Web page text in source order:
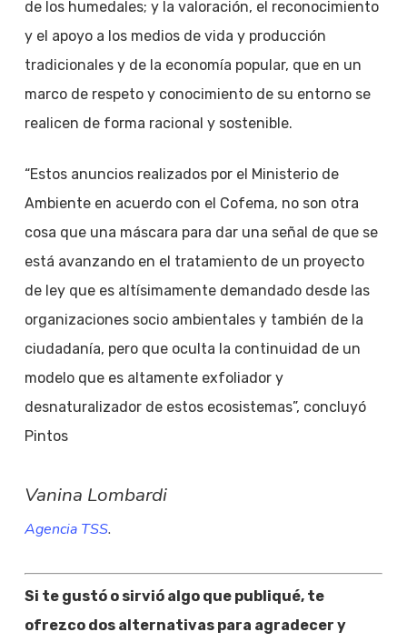
de los humedales; y la valoración, el reconocimiento
y el apoyo a los medios de vida y producción
tradicionales y de la economía popular, que en un
marco de respeto y conocimiento de su entorno se
realicen de forma racional y sostenible.
“Estos anuncios realizados por el Ministerio de
Ambiente en acuerdo con el Cofema, no son otra
cosa que una máscara para dar una señal de que se
está avanzando en el tratamiento de un proyecto
de ley que es altísimamente demandado desde las
organizaciones socio ambientales y también de la
ciudadanía, pero que oculta la continuidad de un
modelo que es altamente exfoliador y
desnaturalizador de estos ecosistemas”, concluyó
Pintos
Vanina Lombardi
Agencia TSS.
Si te gustó o sirvió algo que publiqué, te
ofrezco dos alternativas para agradecer y